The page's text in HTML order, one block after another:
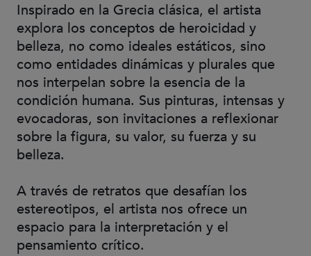
Inspirado en la Grecia clásica, el artista
explora los conceptos de heroicidad y
belleza, no como ideales estáticos, sino
como entidades dinámicas y plurales que
nos interpelan sobre la esencia de la
condición humana. Sus pinturas, intensas y
evocadoras, son invitaciones a reflexionar
sobre la figura, su valor, su fuerza y su
belleza.
A través de retratos que desafían los
estereotipos, el artista nos ofrece un
espacio para la interpretación y el
pensamiento crítico.